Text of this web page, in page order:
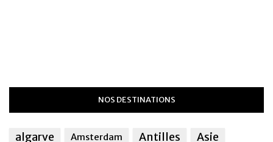
NOS DESTINATIONS
algarve Amsterdam Antilles
Asie